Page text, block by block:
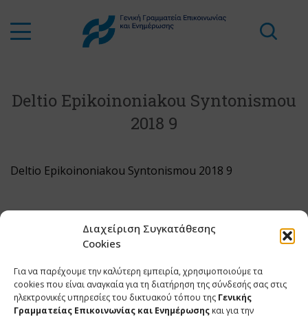
Διαχείριση Συγκατάθεσης
Cookies
Για να παρέχουμε την καλύτερη εμπειρία, χρησιμοποιούμε τα
cookies που είναι αναγκαία για τη διατήρηση της σύνδεσής σας στις
ηλεκτρονικές υπηρεσίες του δικτυακού τόπου της Γενικής
Γραμματείας Επικοινωνίας και Ενημέρωσης και για την
Deltio Epikoinoniakou Syntonismou
2018 9
Deltio Epikoinoniakou Syntonismou 2018 9